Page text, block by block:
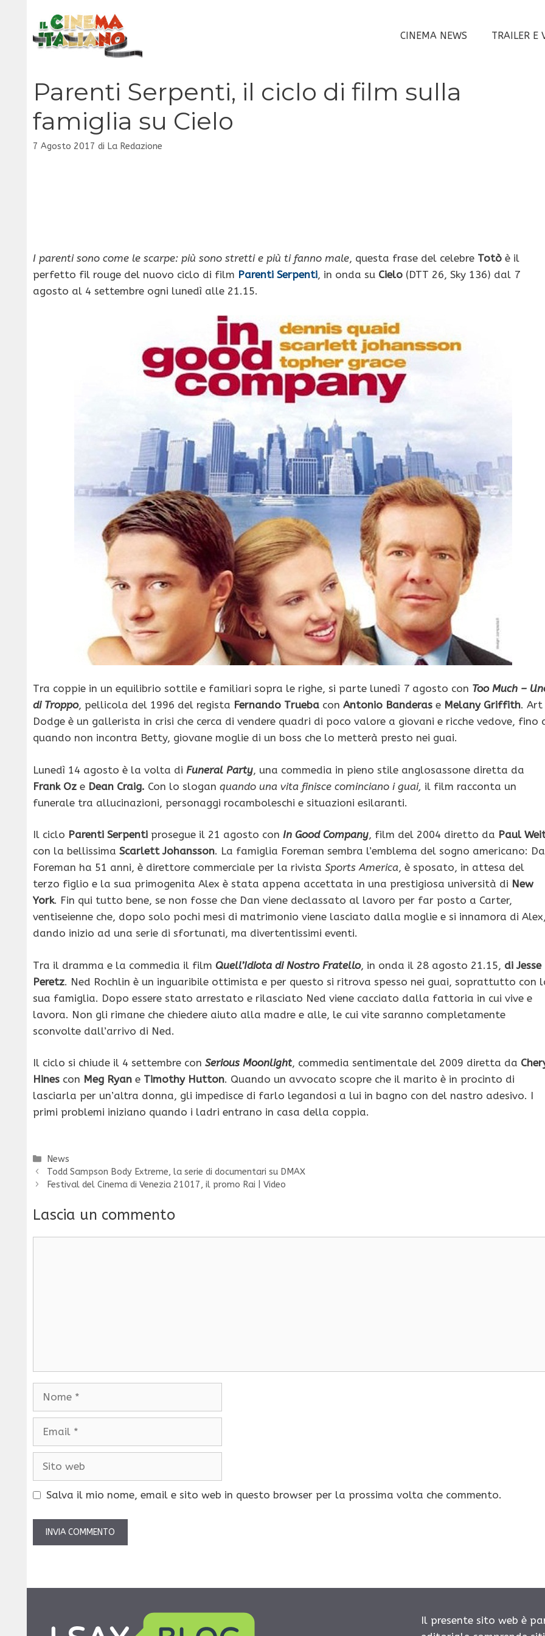
contenuto
CINEMA NEWS TRAILER E
Parenti Serpenti, il ciclo di film sulla
famiglia su Cielo
7 Agosto 2017 di La Redazione
I parenti sono come le scarpe: più sono stretti e più ti fanno male, questa frase del celebre Totò è il
perfetto fil rouge del nuovo ciclo di film Parenti Serpenti, in onda su Cielo (DTT 26, Sky 136) dal 7
agosto al 4 settembre ogni lunedì alle 21.15.
Tra coppie in un equilibrio sottile e familiari sopra le righe, si parte lunedì 7 agosto con Too Much –
di Troppo, pellicola del 1996 del regista Fernando Trueba con Antonio Banderas e Melany Griffith. Art
Dodge è un gallerista in crisi che cerca di vendere quadri di poco valore a giovani e ricche vedove, fino
quando non incontra Betty, giovane moglie di un boss che lo metterà presto nei guai.
Lunedì 14 agosto è la volta di Funeral Party, una commedia in pieno stile anglosassone diretta da
Frank Oz e Dean Craig. Con lo slogan quando una vita finisce cominciano i guai, il film racconta un
funerale tra allucinazioni, personaggi rocamboleschi e situazioni esilaranti.
Il ciclo Parenti Serpenti prosegue il 21 agosto con In Good Company, film del 2004 diretto da Paul
con la bellissima Scarlett Johansson. La famiglia Foreman sembra l’emblema del sogno americano:
Foreman ha 51 anni, è direttore commerciale per la rivista Sports America, è sposato, in attesa del
terzo figlio e la sua primogenita Alex è stata appena accettata in una prestigiosa università di New
York. Fin qui tutto bene, se non fosse che Dan viene declassato al lavoro per far posto a Carter,
ventiseienne che, dopo solo pochi mesi di matrimonio viene lasciato dalla moglie e si innamora di
dando inizio ad una serie di sfortunati, ma divertentissimi eventi.
Tra il dramma e la commedia il film Quell’Idiota di Nostro Fratello, in onda il 28 agosto 21.15, di Jesse
Peretz. Ned Rochlin è un inguaribile ottimista e per questo si ritrova spesso nei guai, soprattutto con
sua famiglia. Dopo essere stato arrestato e rilasciato Ned viene cacciato dalla fattoria in cui vive e
lavora. Non gli rimane che chiedere aiuto alla madre e alle, le cui vite saranno completamente
sconvolte dall’arrivo di Ned.
Il ciclo si chiude il 4 settembre con Serious Moonlight, commedia sentimentale del 2009 diretta da
Hines con Meg Ryan e Timothy Hutton. Quando un avvocato scopre che il marito è in procinto di
lasciarla per un’altra donna, gli impedisce di farlo legandosi a lui in bagno con del nastro adesivo. I
primi problemi iniziano quando i ladri entrano in casa della coppia.
Categorie
News
Todd Sampson Body Extreme, la serie di documentari su DMAX
Festival del Cinema di Venezia 21017, il promo Rai | Video
Lascia un commento
Nome
Email
Sito
Salva il mio nome, email e sito web in questo browser per la prossima volta che commento.
Il presente sito web è